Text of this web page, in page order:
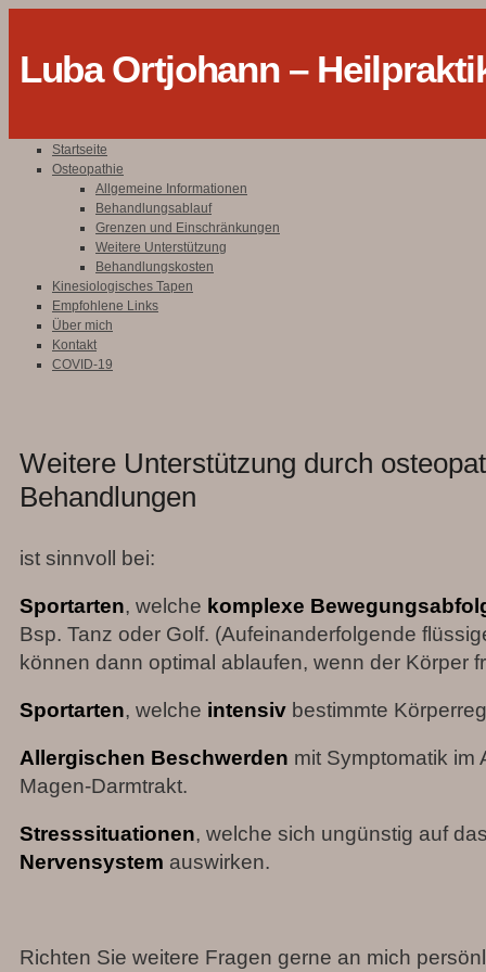
Luba Ortjohann –
Startseite
Osteopathie
Allgemeine Informationen
Behandlungsablauf
Grenzen und Einschränkungen
Weitere Unterstützung
Behandlungskosten
Kinesiologisches Tapen
Empfohlene Links
Über mich
Kontakt
COVID-19
Weitere Unterstützung durch
Behandlungen
ist sinnvoll bei:
Sportarten, welche komplexe
Bsp. Tanz oder Golf. (Aufeinanderfolgende
können dann optimal ablaufen, wenn der Körper
Sportarten, welche intensiv bestimmte
Allergischen Beschwerden mit Symptomatik im
Magen-Darmtrakt.
Stresssituationen, welche sich ungünstig auf
Nervensystem auswirken.
Richten Sie weitere Fragen gerne an mich